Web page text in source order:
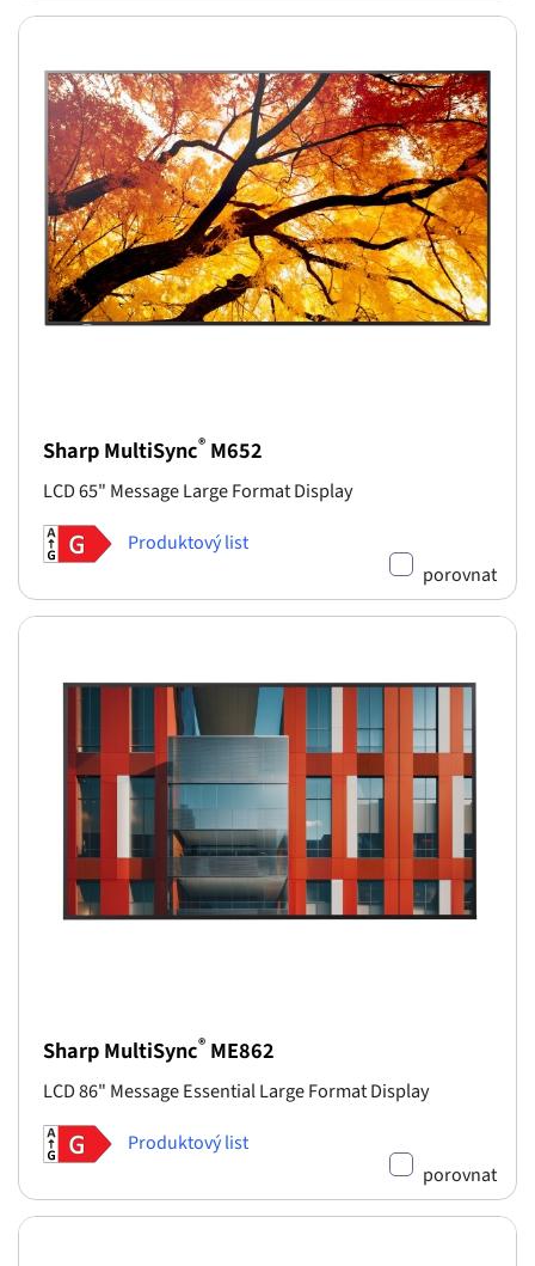
Sharp MultiSync® M652
LCD 65" Message Large Format Display
Produktový list
porovnat
Sharp MultiSync® ME862
LCD 86" Message Essential Large Format Display
Produktový list
porovnat